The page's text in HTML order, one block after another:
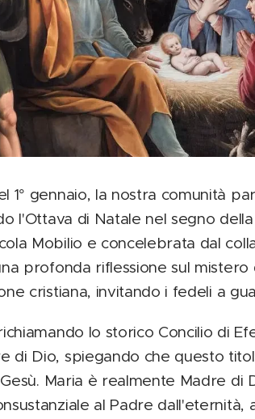
1° gennaio, la nostra comunità
l'Ottava di Natale nel segno
Mobilio e concelebrata dal
profonda riflessione sul
cristiana, invitando i fedeli a
lo storico Concilio di
di Dio, spiegando che questo
Maria è realmente Madre di
al Padre dall'eternità,